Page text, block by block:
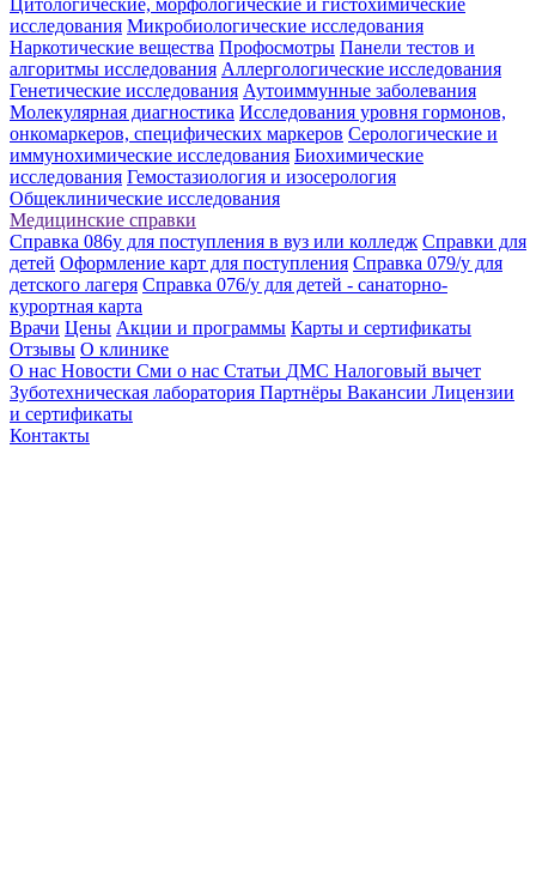
Цитологические, морфологические и гистохимические
исследования Микробиологические исследования
Наркотические вещества Профосмотры Панели тестов и
алгоритмы исследования Аллергологические исследования
Генетические исследования Аутоиммунные заболевания
Молекулярная диагностика Исследования уровня гормонов,
онкомаркеров, специфических маркеров Серологические и
иммунохимические исследования Биохимические
исследования Гемостазиология и изосерология
Общеклинические исследования
Медицинские справки
Справка 086у для поступления в вуз или колледж Справки для
детей Оформление карт для поступления Справка 079/у для
детского лагеря Справка 076/у для детей - санаторно-
курортная карта
Врачи Цены Акции и программы Карты и сертификаты
Отзывы О клинике
О нас Новости Сми о нас Статьи ДМС Налоговый вычет
Зуботехническая лаборатория Партнёры Вакансии Лицензии
и сертификаты
Контакты